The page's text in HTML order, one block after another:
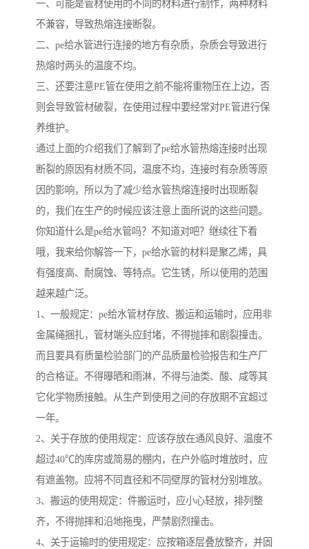
一、可能是管材使用的不同的材料进行制作，两种材料
不兼容，导致热熔连接断裂。
二、pe给水管进行连接的地方有杂质，杂质会导致进行
热熔时两头的温度不均。
三、还要注意PE管在使用之前不能将重物压在上边，否
则会导致管材破裂，在使用过程中要经常对PE管进行保
养维护。
通过上面的介绍我们了解到了pe给水管热熔连接时出现
断裂的原因有材质不同，温度不均，连接时有杂质等原
因的影响，所以为了减少给水管热熔连接时出现断裂
的，我们在生产的时候应该注意上面所说的这些问题。
你知道什么是pe给水管吗？不知道对吧？继续往下看
哦，我来给你解答一下，pe给水管的材料是聚乙烯，具
有强度高、耐腐蚀、等特点。它生锈，所以使用的范围
越来越广泛。
1、一般规定：pe给水管材存放、搬运和运输时，应用非
金属绳捆扎，管材端头应封堵，不得抛摔和剧裂撞击。
而且要具有质量检验部门的产品质量检验报告和生产厂
的合格证。不得曝晒和雨淋，不得与油类、酸、咸等其
它化学物质接触。从生产到使用之间的存放期不宜超过
一年。
2、关于存放的使用规定：应该存放在通风良好、温度不
超过40℃的库房或简易的棚内，在户外临时堆放时，应
有遮盖物。应将不同直径和不同壁厚的管材分别堆放。
3、搬运的使用规定：件搬运时，应小心轻放，排列整
齐，不得抛摔和沿地拖曳，严禁剧烈撞击。
4、关于运输时的使用规定：应按箱逐层叠放整齐，并固